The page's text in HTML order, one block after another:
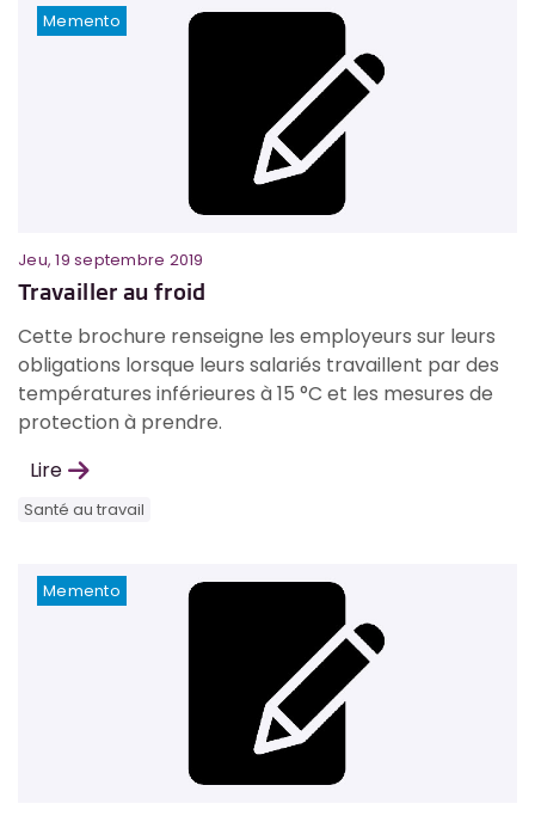
Memento
Jeu, 19 septembre 2019
Travailler au froid
Cette brochure renseigne les employeurs sur leurs
obligations lorsque leurs salariés travaillent par des
températures inférieures à 15 °C et les mesures de
protection à prendre.
Lire
Santé au travail
Memento